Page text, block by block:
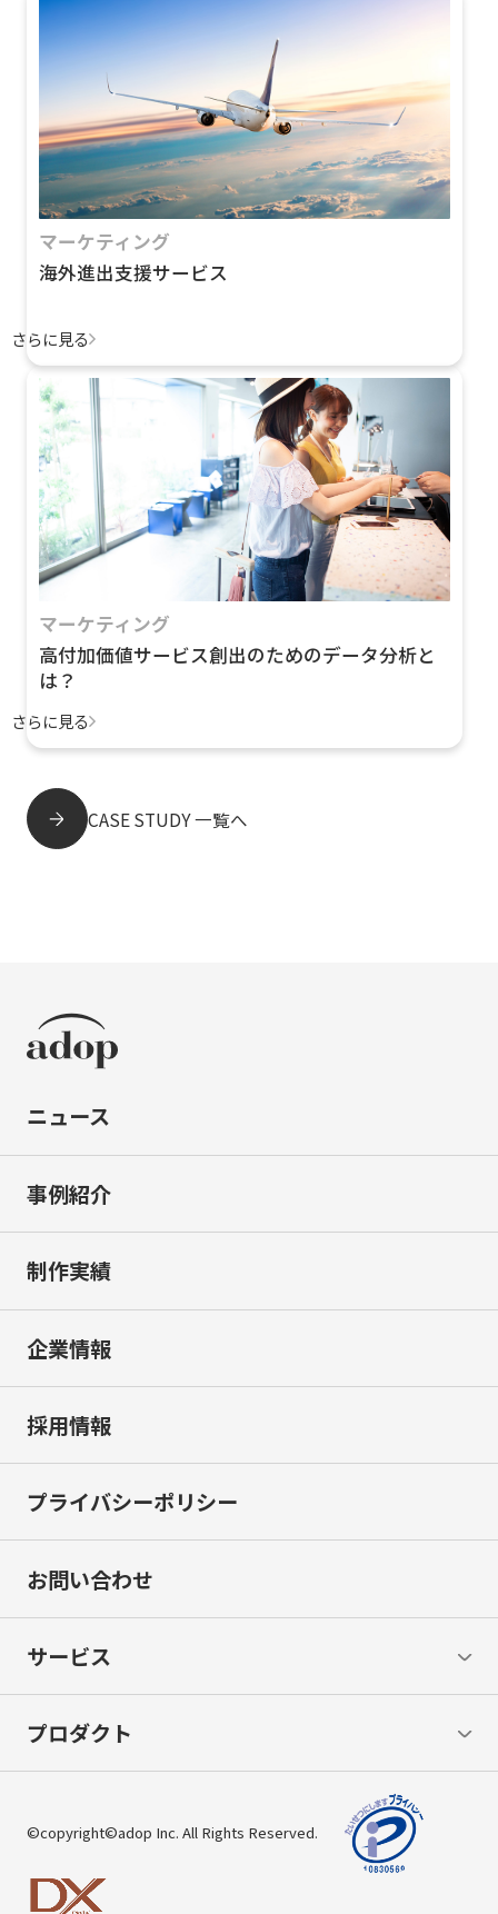
マーケティング
海外進出支援サービス
さらに見る
マーケティング
高付加価値サービス創出のためのデータ分析と
は？
さらに見る
CASE STUDY 一覧へ
ニュース
事例紹介
制作実績
企業情報
採用情報
プライバシーポリシー
お問い合わせ
サービス
プロダクト
©copyright©adop Inc. All Rights Reserved.